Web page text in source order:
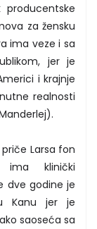
za žensku
ima veze i sa
jer je
i krajnje
realnosti
Larsa fon
klinički
dve godine je
Kanu jer je
saoseća sa